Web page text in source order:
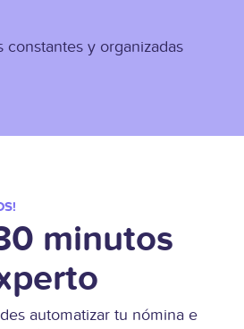
constantes y organizadas
minutos
automatizar tu nómina e